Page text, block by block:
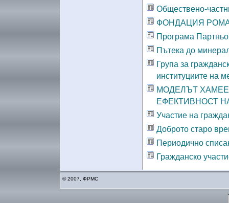
Обществено-
ФОНДАЦИЯ
Програма
Пътека до
Група за
институциите на
МОДЕЛЪТ
ЕФЕКТИВНОСТ
Участие на
Доброто старо
Периодично
Гражданско
© 2007, ФРМС